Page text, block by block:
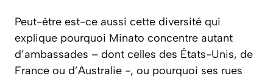
Peut-être est-ce aussi cette diversité qui
explique pourquoi Minato concentre autant
d’ambassades – dont celles des États-Unis, de
France ou d’Australie -, ou pourquoi ses rues